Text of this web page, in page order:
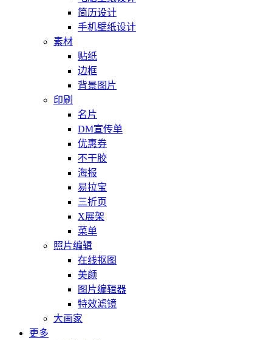
简历设计
手机壁纸设计
素材
贴纸
边框
背景图片
印刷
名片
DM宣传单
优惠券
不干胶
海报
易拉宝
三折页
X展架
菜单
照片编辑
在线抠图
美颜
图片编辑器
特效滤镜
大画家
更多